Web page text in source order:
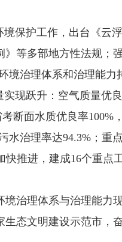
护工作，出台《云
等多部地方性法规；
境治理体系和治理能力
跃升：空气质量优
断面水质优良率100%
治理率达94.3%；重
推进，建成16个重点
治理体系与治理能力
态文明建设示范市，